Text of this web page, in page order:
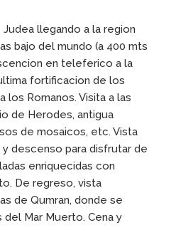
llegando a la region
bajo del mundo (a 400 mts
en teleferico a la
fortificacion de los
los Romanos. Visita a las
de Herodes, antigua
de mosaicos, etc. Vista
descenso para disfrutar de
enriquecidas con
De regreso, vista
de Qumran, donde se
Mar Muerto. Cena y